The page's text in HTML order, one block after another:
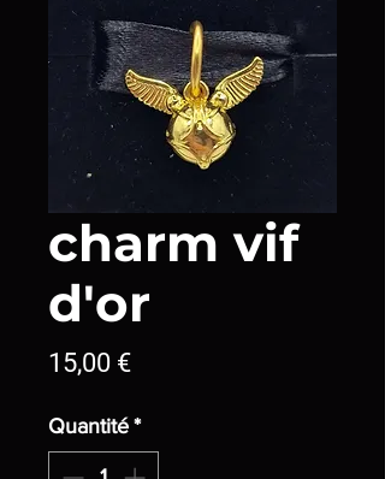
charm vif
d'or
15,00 €Prix
Quantité *